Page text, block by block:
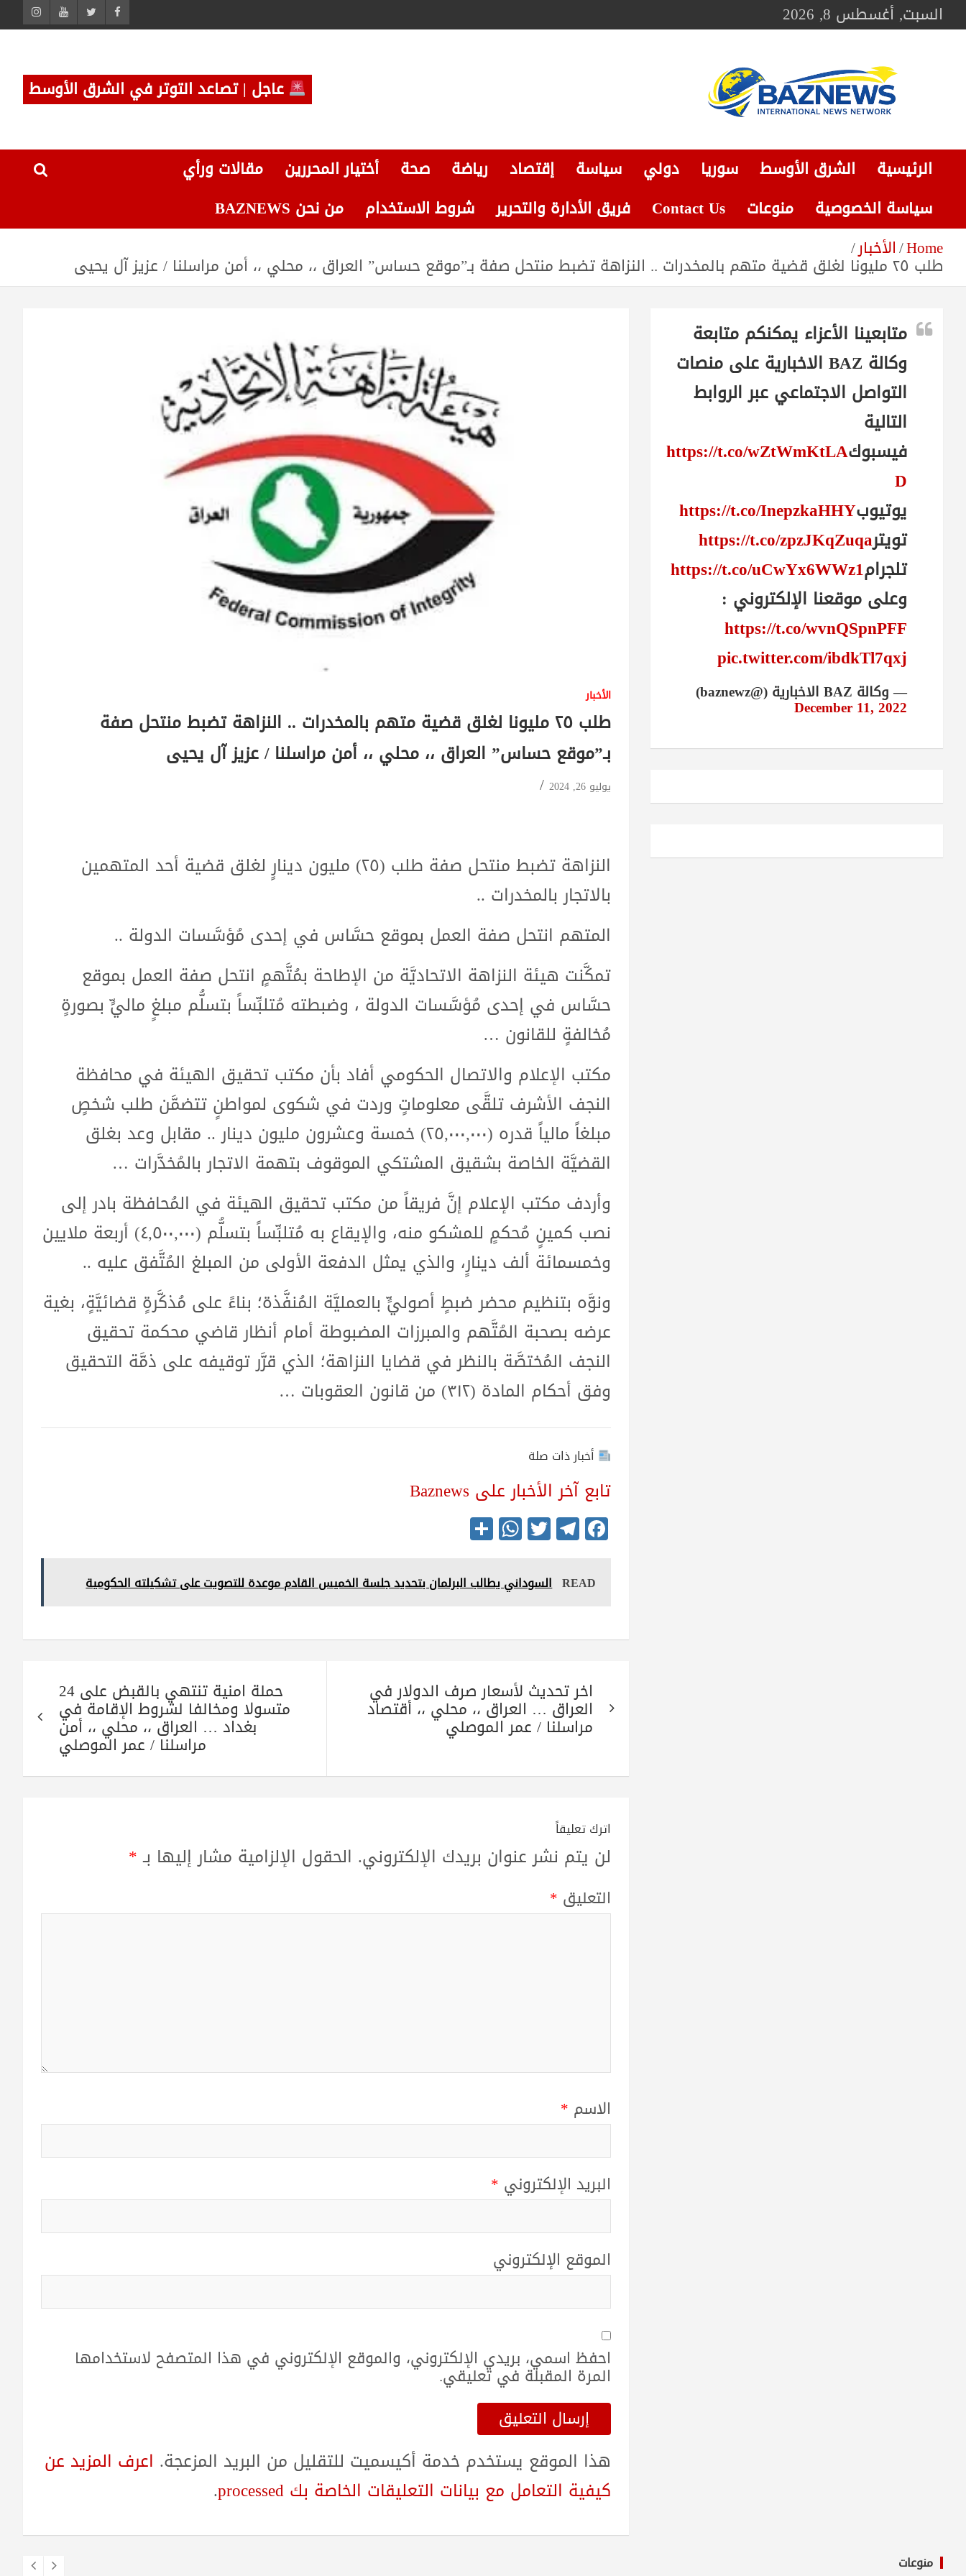
Skip
to السبت, أغسطس 8, 2026
شبكة باز الإخبارية
عاجل | تصاعد التوتر في الشرق الأوسط
الرئيسية الشرق الأوسط سوريا دولي سياسة إقتصاد رياضة صحة أختيار المحررين
مقالات ورأي
سياسة الخصوصية
منوعات Contact Us فريق الأدارة والتحرير شروط الاستخدام
من نحن BAZNEWS
Home الأخبار
طلب ٢٥ مليونا لغلق قضية متهم بالمخدرات .. النزاهة تضبط منتحل صفة بـ”موقع حساس” العراق ،، محلي ،، أمن مراسلنا / عزيز آل يحيى
الأخبار
طلب ٢٥ مليونا لغلق قضية متهم بالمخدرات .. النزاهة تضبط منتحل صفة
بـ”موقع حساس” العراق ،، محلي ،، أمن مراسلنا / عزيز آل يحيى
يوليو 26, 2024
النزاهة تضبط منتحل صفة طلب (٢٥) مليون دينارٍ لغلق قضية أحد المتهمين
بالاتجار بالمخدرات ..
المتهم انتحل صفة العمل بموقع حسَّاس في إحدى مُؤسَّسات الدولة ..
تمكَّنت هيئة النزاهة الاتحاديَّة من الإطاحة بمُتَّهمٍ انتحل صفة العمل بموقع
حسَّاس في إحدى مُؤسَّسات الدولة ، وضبطته مُتلبِّساً بتسلُّم مبلغٍ ماليٍّ بصورةٍ
مُخالفةٍ للقانون …
مكتب الإعلام والاتصال الحكومي أفاد بأن مكتب تحقيق الهيئة في محافظة
النجف الأشرف تلقَّى معلوماتٍ وردت في شكوى لمواطنٍ تتضمَّن طلب شخصٍ
مبلغاً مالياً قدره (٢٥,٠٠٠,٠٠٠) خمسة وعشرون مليون دينار .. مقابل وعد بغلق
القضيَّة الخاصة بشقيق المشتكي الموقوف بتهمة الاتجار بالمُخدَّرات …
وأردف مكتب الإعلام إنَّ فريقاً من مكتب تحقيق الهيئة في المُحافظة بادر إلى
نصب كمينٍ مُحكمٍ للمشكو منه، والإيقاع به مُتلبِّساً بتسلُّم (٤,٥٠٠,٠٠٠) أربعة ملايين
وخمسمائة ألف دينارٍ، والذي يمثل الدفعة الأولى من المبلغ المُتَّفق عليه ..
ونوَّه بتنظيم محضر ضبطٍ أصوليٍّ بالعمليَّة المُنفَّذة؛ بناءً على مُذكَّرةٍ قضائيَّةٍ، بغية
عرضه بصحبة المُتَّهم والمبرزات المضبوطة أمام أنظار قاضي محكمة تحقيق
النجف المُختصَّة بالنظر في قضايا النزاهة؛ الذي قرَّر توقيفه على ذمَّة التحقيق
وفق أحكام المادة (٣١٢) من قانون العقوبات …
أخبار ذات صلة
تابع آخر الأخبار على Baznews
Fa
ce
bo
ok
Te
le
gr
a
T
wi
tte
r
W
ha
ts
A
S
ha
re READ السوداني يطالب البرلمان بتحديد جلسة الخميس القادم موعدة للتصويت على تشكيلته الحكومية
المقالاتاخر تحديث لأسعار صرف الدولار في
العراق … العراق ،، محلي ،، أقتصاد
مراسلنا / عمر الموصلي
حملة امنية تنتهي بالقبض على 24
متسولا ومخالفا لشروط الإقامة في
بغداد … العراق ،، محلي ،، أمن
مراسلنا / عمر الموصلي
اترك تعليقاً
لن يتم نشر عنوان بريدك الإلكتروني. الحقول الإلزامية مشار إليها بـ*
التعليق *
الاسم *
البريد الإلكتروني *
الموقع الإلكتروني
احفظ اسمي، بريدي الإلكتروني، والموقع الإلكتروني في هذا المتصفح لاستخدامها
المرة المقبلة في تعليقي.
هذا الموقع يستخدم خدمة أكيسميت للتقليل من البريد المزعجة. اعرف المزيد عن
كيفية التعامل مع بيانات التعليقات الخاصة بك processed
.
متابعينا الأعزاء يمكنكم متابعة
وكالة BAZ الاخبارية على منصات
التواصل الاجتماعي عبر الروابط
التالية
فيسبوكhttps://t.co/wZtWmKtLA
D
يوتيوبhttps://t.co/InepzkaHHY
تويترhttps://t.co/zpzJKqZuqa
تلجرامhttps://t.co/uCwYx6WWz1
وعلى موقعنا الإلكتروني :
https://t.co/wvnQSpnPFF
pic.twitter.com/ibdkTl7qxj
— وكالة BAZ الاخبارية (@baznewz)
December 11, 2022
منوعات